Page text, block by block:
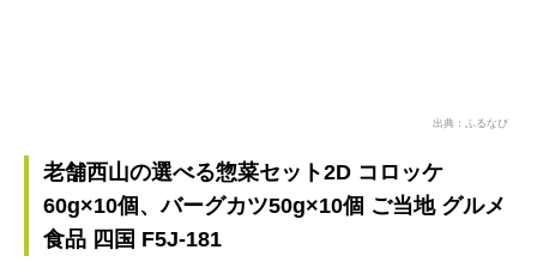
出典：ふるなび
老舗西山の選べる惣菜セット2D コロッケ
60g×10個、バーグカツ50g×10個 ご当地 グルメ
食品 四国 F5J-181